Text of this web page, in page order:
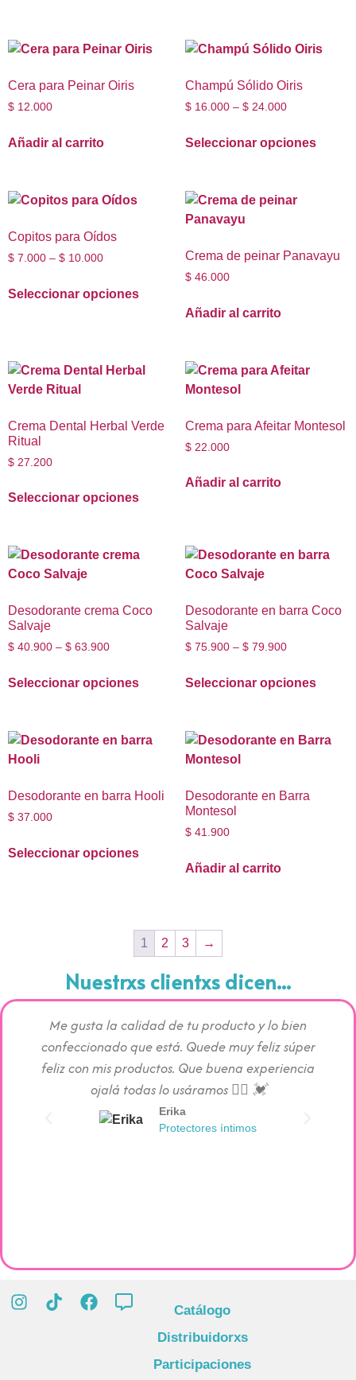
Cera para Peinar Oiris
$ 12.000
Añadir al carrito
Champú Sólido Oiris
$16.000 – $24.000
Seleccionar opciones
Copitos para Oídos
$ 7.000 – $ 10.000
Seleccionar opciones
Crema de peinar Panavayu
$46.000
Añadir al carrito
Crema Dental Herbal Verde
Ritual
$ 27.200
Seleccionar opciones
Crema para Afeitar Montesol
$22.000
Añadir al carrito
Desodorante crema Coco
Salvaje
$ 40.900 – $ 63.900
Seleccionar opciones
Desodorante en barra Coco
Salvaje
$75.900 – $79.900
Seleccionar opciones
Desodorante en barra Hooli
$ 37.000
Seleccionar opciones
Desodorante en Barra
Montesol
$41.900
Añadir al carrito
1 2 3 →
Nuestrxs clientxs dicen...
Me gusta la calidad de tu producto y lo bien
confeccionado que está. Quede muy feliz súper
feliz con mis productos. Que buena experiencia
ojalá todas lo usáramos 👯‍♀️ 💓
Erika
Protectores íntimos
Catálogo
Distribuidorxs
Participaciones